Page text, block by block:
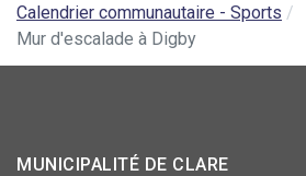
Calendrier communautaire - Sports
Mur d'escalade à Digby
MUNICIPALITÉ DE CLARE